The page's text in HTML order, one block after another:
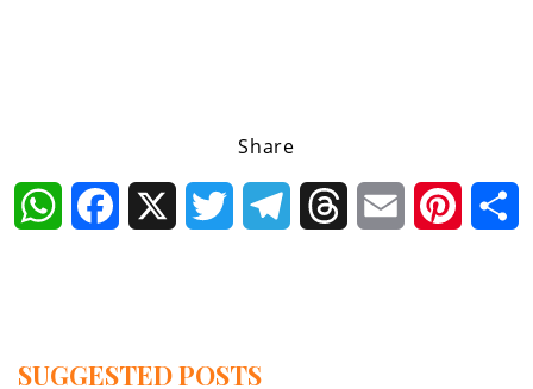
Share
WhatsAppFacebook Twitter TelegramThreadsEmail
SUGGESTED POSTS